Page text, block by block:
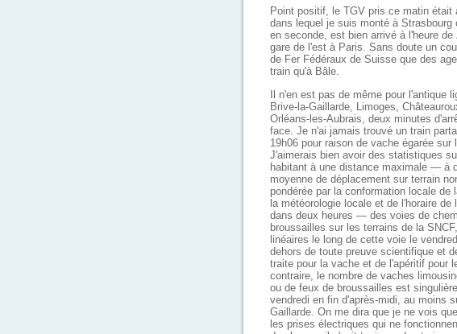
Point positif, le TGV pris ce matin
dans lequel je suis monté à
en seconde, est bien arrivé à l'heure
gare de l'est à Paris. Sans doute un
de Fer Fédéraux de Suisse que des
train qu'à Bâle.
Il n'en est pas de même pour l'antique
Brive-la-Gaillarde, Limoges,
Orléans-les-Aubrais, deux minutes
face. Je n'ai jamais trouvé un train
19h06 pour raison de vache égarée sur
J'aimerais bien avoir des statistiques
habitant à une distance maximale — à
moyenne de déplacement sur terrain
pondérée par la conformation locale
la météorologie locale et de l'horaire
dans deux heures — des voies de
broussailles sur les terrains de la
linéaires le long de cette voie le
dehors de toute preuve scientifique et
traite pour la vache et de l'apéritif pour
contraire, le nombre de vaches
ou de feux de broussailles est
vendredi en fin d'après-midi, au moins
Gaillarde. On me dira que je ne vois
les prises électriques qui ne